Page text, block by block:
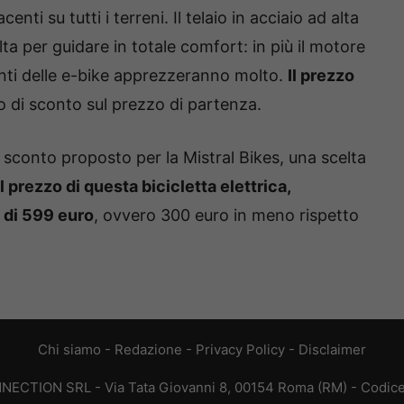
su tutti i terreni. Il telaio in acciaio ad alta
per guidare in totale comfort: in più il motore
delle e-bike apprezzeranno molto. Il prezzo
di sconto sul prezzo di partenza.
proposto per la Mistral Bikes, una scelta
prezzo di questa bicicletta elettrica,
di 599 euro, ovvero 300 euro in meno rispetto
Chi siamo - Redazione - Privacy Policy - Disclaimer
SRL - Via Tata Giovanni 8, 00154 Roma (RM) -